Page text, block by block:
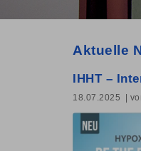
Aktuelle
IHHT –
18.07.2025 |